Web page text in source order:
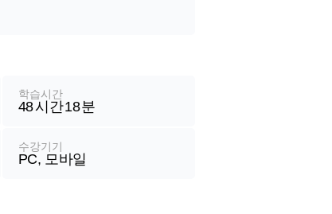
학습시간
48시간18분
수강기기
PC, 모바일